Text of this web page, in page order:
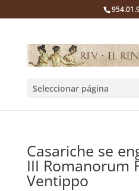
Seleccionar página
Casariche se
III Romanorum
Ventippo